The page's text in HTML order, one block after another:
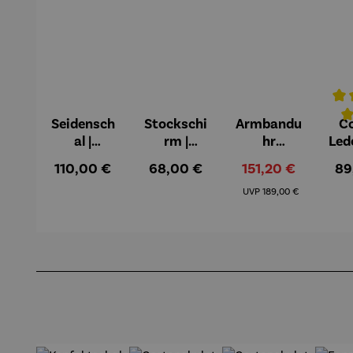
Seidensch
al |
Claude
Regulärer Preis:
110,00 €
Stockschi
rm |
Claude
Regulärer Preis:
68,00 €
Armbandu
hr
Limited
Edition
Verkaufspreis:
151,20 €
UVP Regulärer Preis:
189,00 €